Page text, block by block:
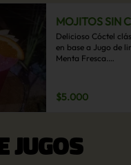
MOJITOS SIN
Delicioso Cóctel
en base a Jugo de
Menta Fresca.
$5.000
JUGOS